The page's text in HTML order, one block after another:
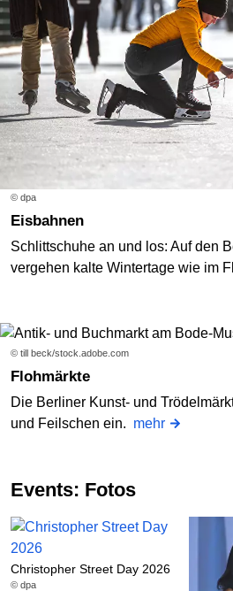
© dpa
Eisbahnen
Schlittschuhe an und los: Auf den
vergehen kalte Wintertage wie im
© till beck/stock.adobe.com
Flohmärkte
Die Berliner Kunst- und
und Feilschen ein. mehr
Events: Fotos
Christopher Street Day 2026
© dpa